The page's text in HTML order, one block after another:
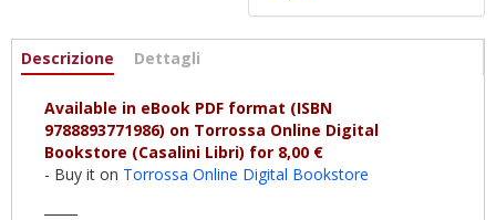
Informazioni
Descrizione (scheda
Dettagli
Available in eBook PDF format (ISBN
9788893771986) on Torrossa Online Digital
Bookstore (Casalini Libri) for 8,00 €
- Buy it on Torrossa Online Digital Bookstore